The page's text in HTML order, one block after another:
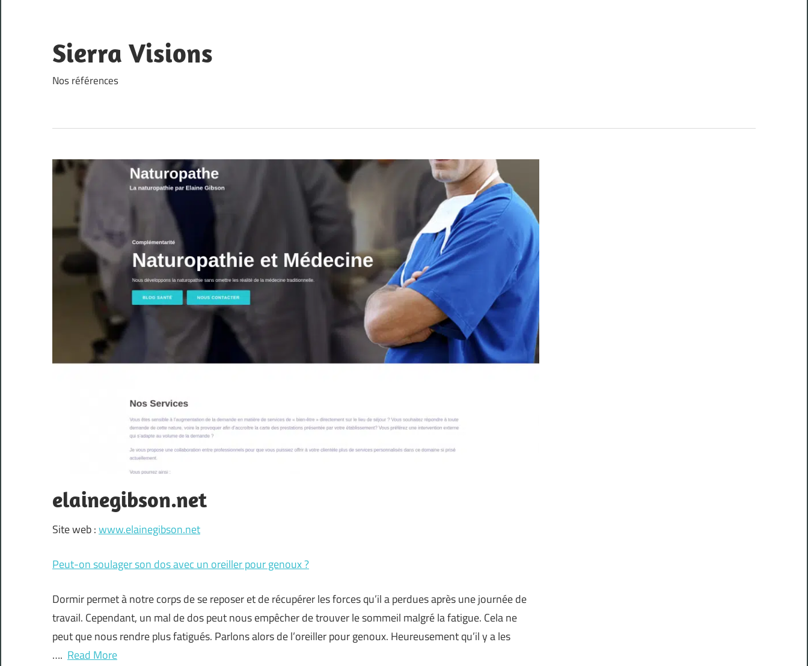
content
Sierra Visions
Nos références
elainegibson.net
Site web :www.elainegibson.net
Peut-on soulager son dos avec un oreiller pour genoux ?
Dormir permet à notre corps de se reposer et de récupérer les forces qu’il a perdues après une journée de
travail. Cependant, un mal de dos peut nous empêcher de trouver le sommeil malgré la fatigue. Cela ne
peut que nous rendre plus fatigués. Parlons alors de l’oreiller pour genoux. Heureusement qu’il y a les
…. Read More